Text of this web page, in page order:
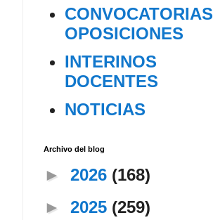
CONVOCATORIAS
OPOSICIONES
INTERINOS
DOCENTES
NOTICIAS
Archivo del blog
► 2026 (168)
► 2025 (259)